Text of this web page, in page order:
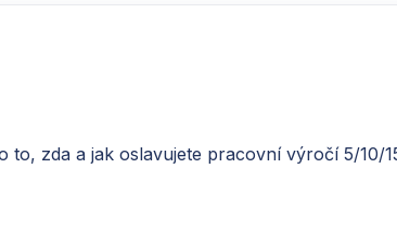
to, zda a jak oslavujete pracovní výročí 5/10/